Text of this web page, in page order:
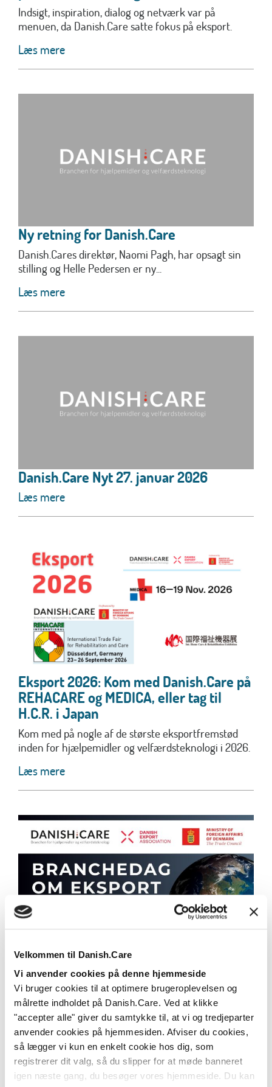
Velkommen til Danish.Care
Vi anvender cookies på denne hjemmeside
Vi bruger cookies til at optimere brugeroplevelsen og
målrette indholdet på Danish.Care. Ved at klikke
"accepter alle" giver du samtykke til, at vi og tredjeparter
anvender cookies på hjemmesiden. Afviser du cookies,
så lægger vi kun en enkelt cookie hos dig, som
registrerer dit valg, så du slipper for at møde banneret
igen næste gang, du besøger vores hjemmeside. Du kan
Indsigt, inspiration, dialog og netværk var på
menuen, da Danish.Care satte fokus på eksport.
Læs mere
Ny retning for Danish.Care
Danish.Cares direktør, Naomi Pagh, har opsagt sin
stilling og Helle Pedersen er ny...
Læs mere
Danish.Care Nyt 27. januar 2026
Læs mere
Eksport 2026: Kom med Danish.Care på
REHACARE og MEDICA, eller tag til
H.C.R. i Japan
Kom med på nogle af de største eksportfremstød
inden for hjælpemidler og velfærdsteknologi i 2026.
Læs mere
Branchedag om eksport - dyk ned i
programmet og tilmeld dig nu
Branchedag om eksport med fokus på Canada,
Storbritannien, Frankrig, Norge, Italien - og Kenya –
den...
Læs mere